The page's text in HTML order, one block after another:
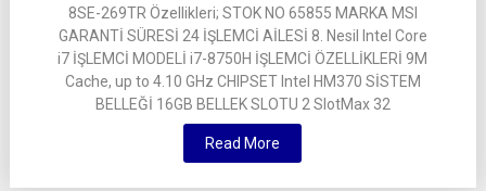
8SE-269TR Özellikleri; STOK NO 65855 MARKA MSI
GARANTİ SÜRESİ 24 İŞLEMCİ AİLESİ 8. Nesil Intel Core
i7 İŞLEMCİ MODELİ i7-8750H İŞLEMCİ ÖZELLİKLERİ 9M
Cache, up to 4.10 GHz CHIPSET Intel HM370 SİSTEM
BELLEĞİ 16GB BELLEK SLOTU 2 SlotMax 32
Read More